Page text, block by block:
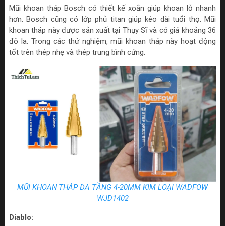
Mũi khoan tháp Bosch có thiết kế xoắn giúp khoan lỗ nhanh
hơn. Bosch cũng có lớp phủ titan giúp kéo dài tuổi thọ. Mũi
khoan tháp này được sản xuất tại Thụy Sĩ và có giá khoảng 36
đô la. Trong các thử nghiệm, mũi khoan tháp này hoạt động
tốt trên thép nhẹ và thép trung bình cứng.
MŨI KHOAN THÁP ĐA TẦNG 4-20MM KIM LOẠI WADFOW
WJD1402
Diablo: